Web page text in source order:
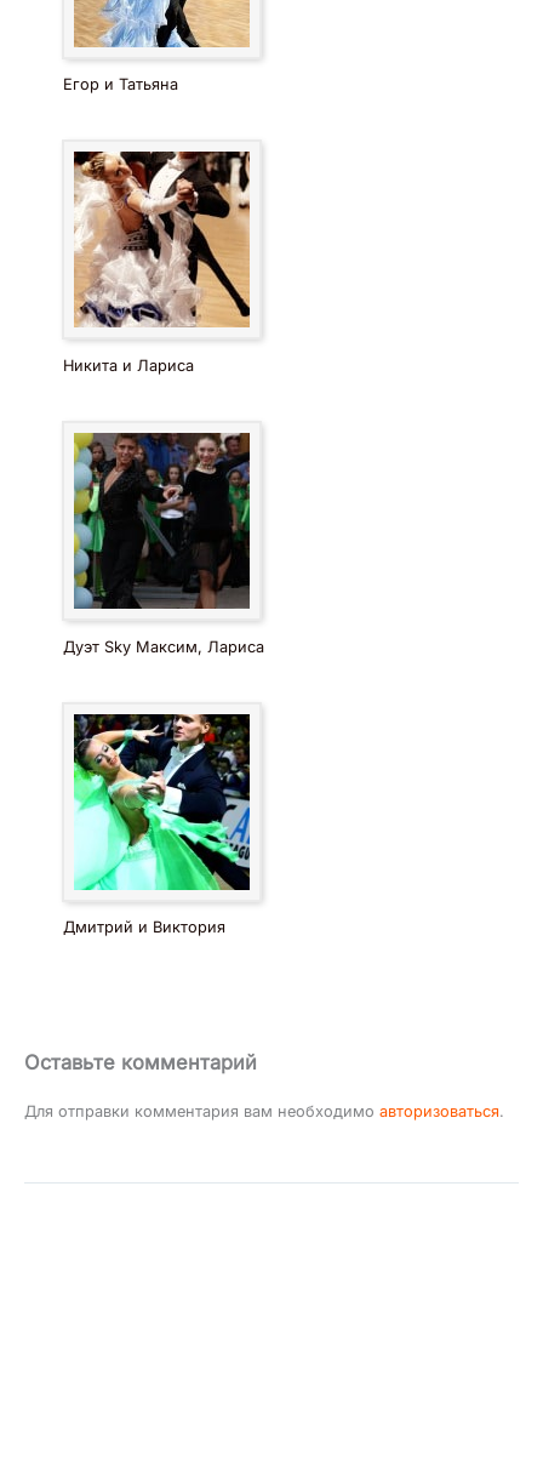
Егор и Татьяна
Никита и Лариса
Дуэт Sky Максим, Лариса
Дмитрий и Виктория
Оставьте комментарий
Для отправки комментария вам необходимо авторизоваться.